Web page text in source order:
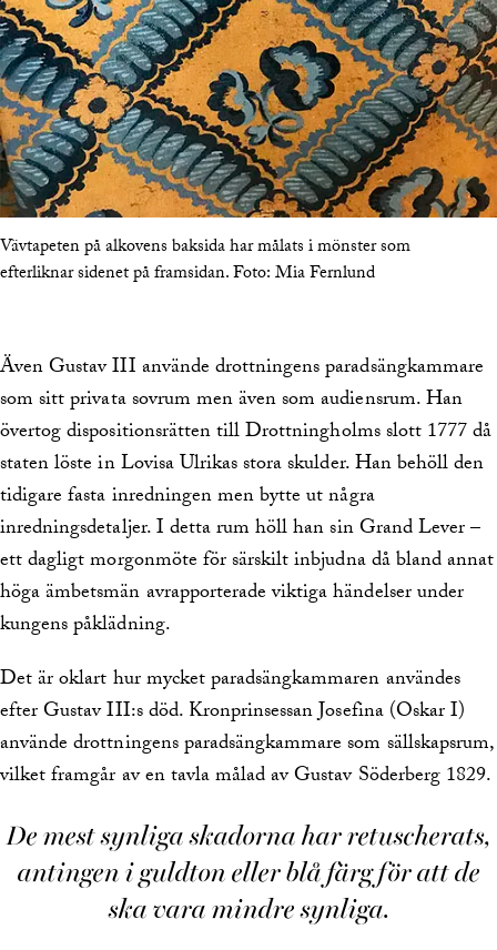
Vävtapeten på alkovens baksida har målats i mönster som
efterliknar sidenet på framsidan.Foto:Mia Fernlund
Även Gustav III använde drottningens paradsängkammare
som sitt privata sovrum men även som audiensrum. Han
övertog dispositionsrätten till Drottningholms slott 1777 då
staten löste in Lovisa Ulrikas stora skulder. Han behöll den
tidigare fasta inredningen men bytte ut några
inredningsdetaljer. I detta rum höll han sin Grand Lever –
ett dagligt morgonmöte för särskilt inbjudna då bland annat
höga ämbetsmän avrapporterade viktiga händelser under
kungens påklädning.
Det är oklart hur mycket paradsängkammaren användes
efter Gustav III:s död. Kronprinsessan Josefina (Oskar I)
använde drottningens paradsängkammare som sällskapsrum,
vilket framgår av en tavla målad av Gustav Söderberg 1829.
De mest synliga skadorna har retuscherats,
antingen i guldton eller blå färg för att de
ska vara mindre synliga.